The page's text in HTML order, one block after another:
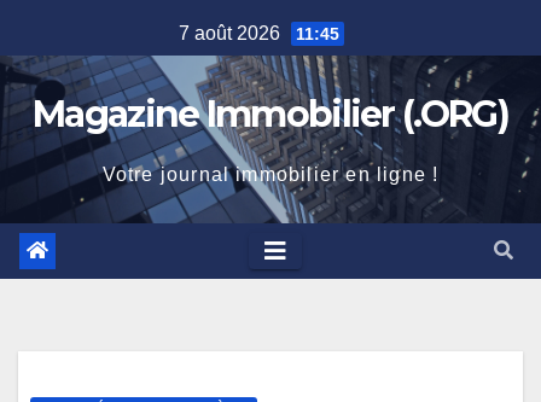
to
content
7 août 2026 11:45
Magazine Immobilier (.ORG)
Votre journal immobilier en ligne !